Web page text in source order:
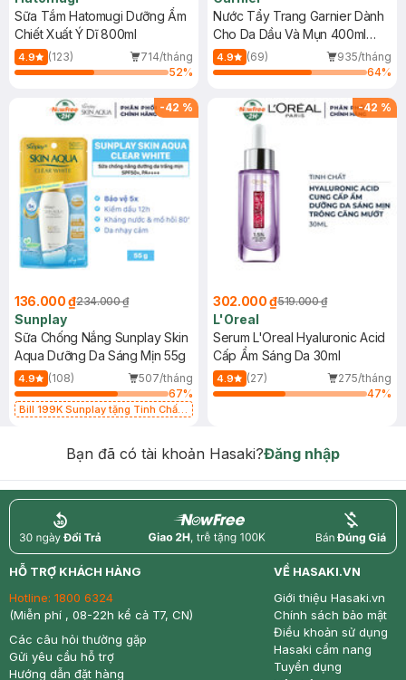
Sữa Tắm Hatomugi Dưỡng Ẩm
Chiết Xuất Ý Dĩ 800ml
4.9 (123)
714/tháng
52%
Nước Tẩy Trang Garnier Dành
Cho Da Dầu Và Mụn 400ml
(Mới)
4.9 (69)
935/tháng
64%
-42 %
136.000 ₫234.000 ₫
Sunplay
Sữa Chống Nắng Sunplay Skin
Aqua Dưỡng Da Sáng Mịn 55g
4.9 (108)
507/tháng
67%
Bill 199K Sunplay tặng Tinh Chất
-42 %
302.000 ₫519.000 ₫
L'Oreal
Serum L'Oreal Hyaluronic Acid
Cấp Ẩm Sáng Da 30ml
4.9 (27)
275/tháng
47%
Bạn đã có tài khoản Hasaki?Đăng nhập
return nowfree price
HỖ TRỢ KHÁCH HÀNG
Hotline: 1800 6324
(Miễn phí , 08-22h kể cả T7, CN)
Các câu hỏi thường gặp
Gửi yêu cầu hỗ trợ
Hướng dẫn đặt hàng
VỀ HASAKI.VN
Giới thiệu Hasaki.vn
Chính sách bảo mật
Điều khoản sử dụng
Hasaki cẩm nang
Tuyển dụng